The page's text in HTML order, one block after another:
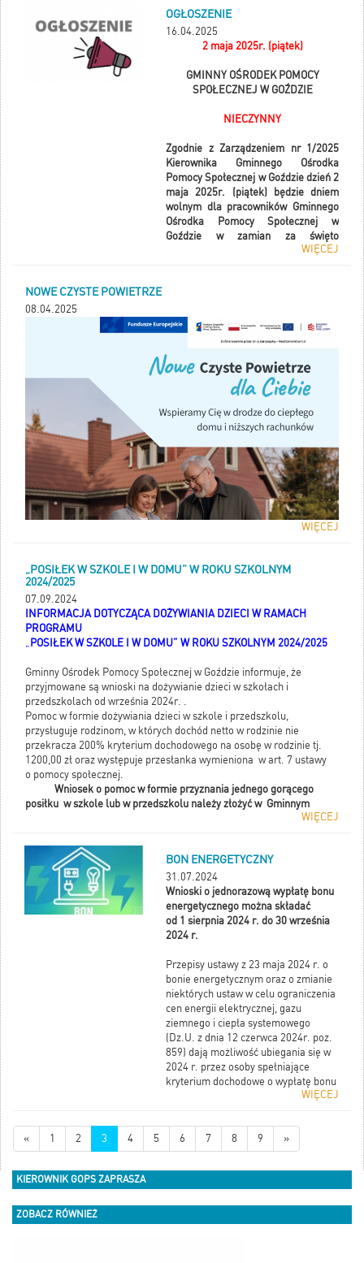
sprawdzonym, a wszelkie wątpliwości
powinny być zgłaszane do NFOŚiGW i
WFOŚiGW.
pozwoli skutecznie chronić
mieszkańców przed nadużyciami i
bezpłatnej pomocy Wnioskodawcom i
Beneficjentom kwalifikującym się do
podwyższonego i najwyższego
przygotowaniu i realizacji
przedsięwzięć mających na celu
ciepła oraz termomodernizację
jednorodzinnych z terenu gminy
Gózd.
Operator programu „Czyste
Powietrze” będzie prowadził
beneficjentów przez każdy etap
realizacji inwestycji – od podjęcia
decyzji o rozpoczęciu realizacji, przez
osób starszych i ubogich, które mogą
mieć trudności z korzystaniem z
technologii oraz są narażone na
nieuczciwych wykonawców.
Kiedy współpraca z operatorem jest
obowiązkowa?
Jeśli starasz się
oprefinansowanie (czyli
wypłatę części środków przed
rozpoczęciem prac).
Jeśli ubiegasz się onajwyższy
poziom dofinansowania.
Kiedy współpraca jest opcjonalna?
o podwyższony poziom
Pracownik pełniący rolę OPERATORA
naszej Gminie jest dla Państwa
Pomocy Społecznej w Goździe
ul. Radomska 34, pokój nr 4, w
następujących godzinach;
Poniedziałek: 8:00-11:00
Wtorek:
15:00-18:00
8:00-11:00
8:00-11:00
KONTAKT:
Telefon: 48 389 72 21
e-mail: czyste.powietrze@gozd.pl
OGŁOSZENIE
16.04.2025
2 maja 2025r. (piątek)
GMINNY OŚRODEK POMOCY
SPOŁECZNEJ W GOŹDZIE
NIECZYNNY
Zgodnie z Zarządzeniem nr 1/2025
Kierownika Gminnego Ośrodka
Pomocy Społecznej w Goździe dzień 2
maja 2025r. (piątek) będzie dniem
wolnym dla pracowników Gminnego
Ośrodka Pomocy Społecznej w
Goździe w zamian za święto
przypadające w dniu 3 maja 2025r.
WIĘCEJ
NOWE CZYSTE POWIETRZE
08.04.2025
WIĘCEJ
„POSIŁEK W SZKOLE I W DOMU” W ROKU SZKOLNYM
2024/2025
07.09.2024
INFORMACJA DOTYCZĄCA DOŻYWIANIA DZIECI W RAMACH
PROGRAMU
„ POSIŁEK W SZKOLE I W DOMU” W ROKU SZKOLNYM 2024/2025
Gminny Ośrodek Pomocy Społecznej w Goździe informuje, że
przyjmowane są wnioski na dożywianie dzieci w szkołach i
przedszkolach od września 2024r. .
Pomoc w formie dożywiania dzieci w szkole i przedszkolu,
przysługuje rodzinom, w których dochód netto w rodzinie nie
przekracza 200% kryterium dochodowego na osobę w rodzinie tj.
1200,00 zł oraz występuje przesłanka wymieniona w art. 7 ustawy
o pomocy społecznej.
Wniosek o pomoc w formie przyznania jednego gorącego
posiłku w szkole lub w przedszkolu należy złożyć w Gminnym
Ośrodku Pomocy Społecznej w Goździe, ul. Radomska 34, tel.
Wraz z wnioskiem o pomoc należy złożyć dokumenty potwierdzające
sytuację dochodową rodziny tj:
zaświadczenie lub oświadczenie o dochodach za miesiąc
poprzedzający złożenie wniosku,
zaświadczenie lub oświadczenie o osiąganych dochodach z
prowadzonej działalności gospodarczej,
poprzedzający złożenie wniosku,
zaświadczenie o pobieranych świadczeniach rodzinnych,
zaświadczenie z urzędu gminy o wielkości gospodarstwa
rolnego lub jego nieposiadaniu,
inne dokumenty potwierdzające dochody rodzin.
WIĘCEJ
BON ENERGETYCZNY
31.07.2024
Wnioski o jednorazową wypłatę bonu
energetycznego można składać
od 1 sierpnia 2024 r. do 30 września
2024 r.
Przepisy ustawy z 23 maja 2024 r. o
bonie energetycznym oraz o zmianie
niektórych ustaw w celu ograniczenia
cen energii elektrycznej, gazu
ziemnego i ciepła systemowego
(Dz.U. z dnia 12 czerwca 2024r. poz.
859) dają możliwość ubiegania się w
2024 r. przez osoby spełniające
kryterium dochodowe o wypłatę bonu
energetycznego. Aby otrzymać
będzie spełnienie wymagań
określonych w ustawie – w tym
przede wszystkim złożenie w gminie
właściwej ze względu na miejsce
Bon energetyczny przysługuje:
WIĘCEJ
« 1 2 3 4 5 6 7 8 9 »
KIEROWNIK GOPS ZAPRASZA
ZOBACZ RÓWNIEŻ